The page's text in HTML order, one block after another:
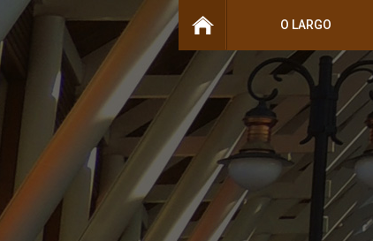
O LARGO